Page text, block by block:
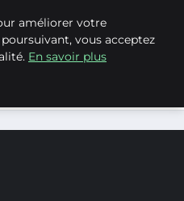
améliorer votre
vous acceptez
En savoir plus